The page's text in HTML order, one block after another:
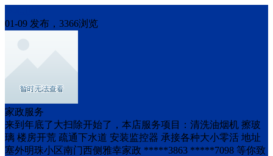
01-09 发布，3366浏览
家政服务
来到年底了大扫除开始了，本店服务项目：清洗油烟机 擦玻
璃 楼房开荒 疏通下水道 安装监控器 承接各种大小零活 地址
塞外明珠小区南门西侧雅幸家政 *****3863 *****7098 等你致